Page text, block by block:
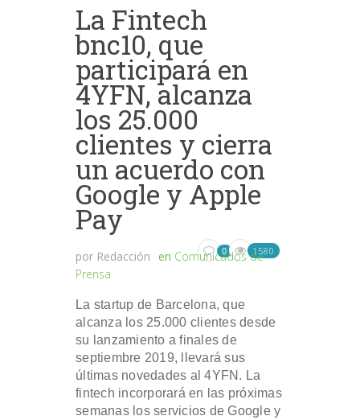
La Fintech
bnc10, que
participará en
4YFN, alcanza
los 25.000
clientes y cierra
un acuerdo con
Google y Apple
Pay
por Redacción en Comunicados de
Prensa
0 1580
La startup de Barcelona, que
alcanza los 25.000 clientes desde
su lanzamiento a finales de
septiembre 2019, llevará sus
últimas novedades al 4YFN. La
fintech incorporará en las próximas
semanas los servicios de Google y